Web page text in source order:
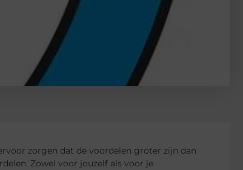
zorgen dat de voordelen groter zijn dan
Zowel voor jouzelf als voor je